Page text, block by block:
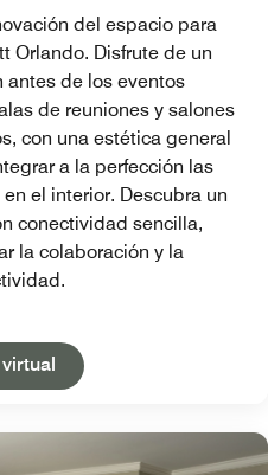
del espacio para
Orlando. Disfrute de un
de los eventos
de reuniones y salones
con una estética general
a la perfección las
el interior. Descubra un
conectividad sencilla,
la colaboración y la
Open in New Tab